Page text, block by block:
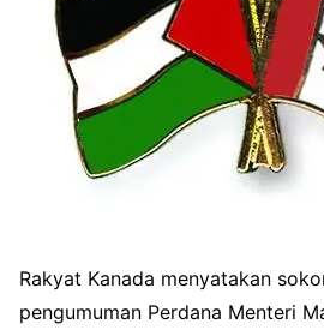
Rakyat Kanada menyatakan
pengumuman Perdana Menteri